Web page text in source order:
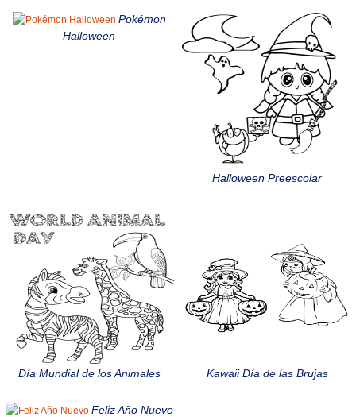
Pokémon
Halloween
Halloween Preescolar
Día Mundial de los Animales Kawaii Día de las Brujas
Feliz Año Nuevo